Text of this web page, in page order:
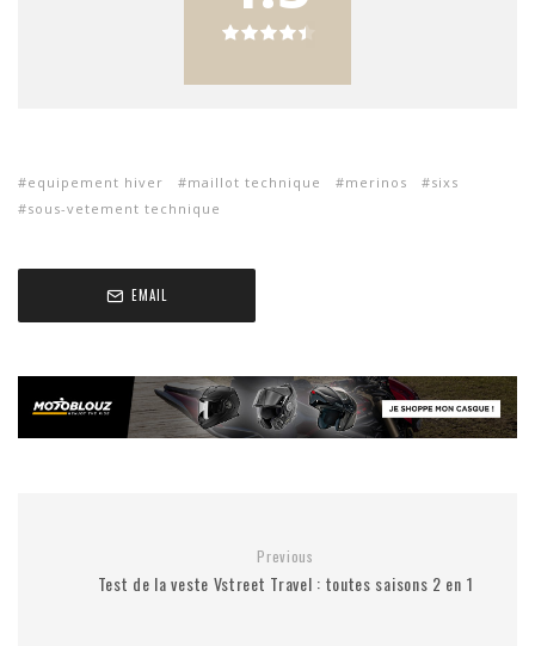
equipement hiver maillot technique merinos
sixs
sous-vetement technique
EMAIL
Previous
Test de la veste Vstreet Travel : toutes saisons 2 en 1